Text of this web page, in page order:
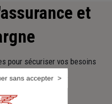
et
pour sécuriser vos besoins
ceux de demain.
sans accepter